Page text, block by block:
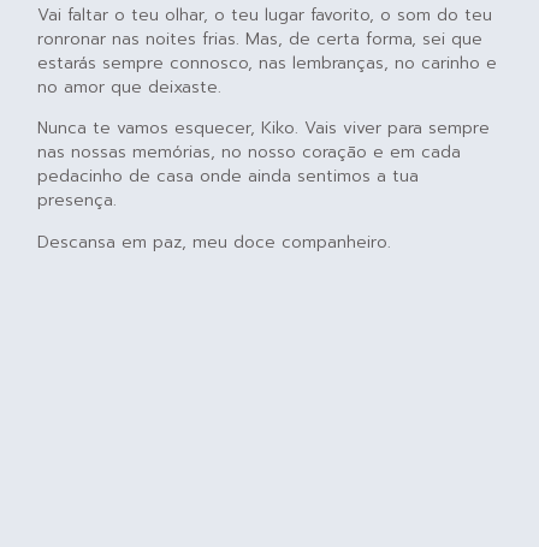
Vai faltar o teu olhar, o teu lugar favorito, o som do teu
ronronar nas noites frias. Mas, de certa forma, sei que
estarás sempre connosco, nas lembranças, no carinho e
no amor que deixaste.
Nunca te vamos esquecer, Kiko. Vais viver para sempre
nas nossas memórias, no nosso coração e em cada
pedacinho de casa onde ainda sentimos a tua
presença.
Descansa em paz, meu doce companheiro.